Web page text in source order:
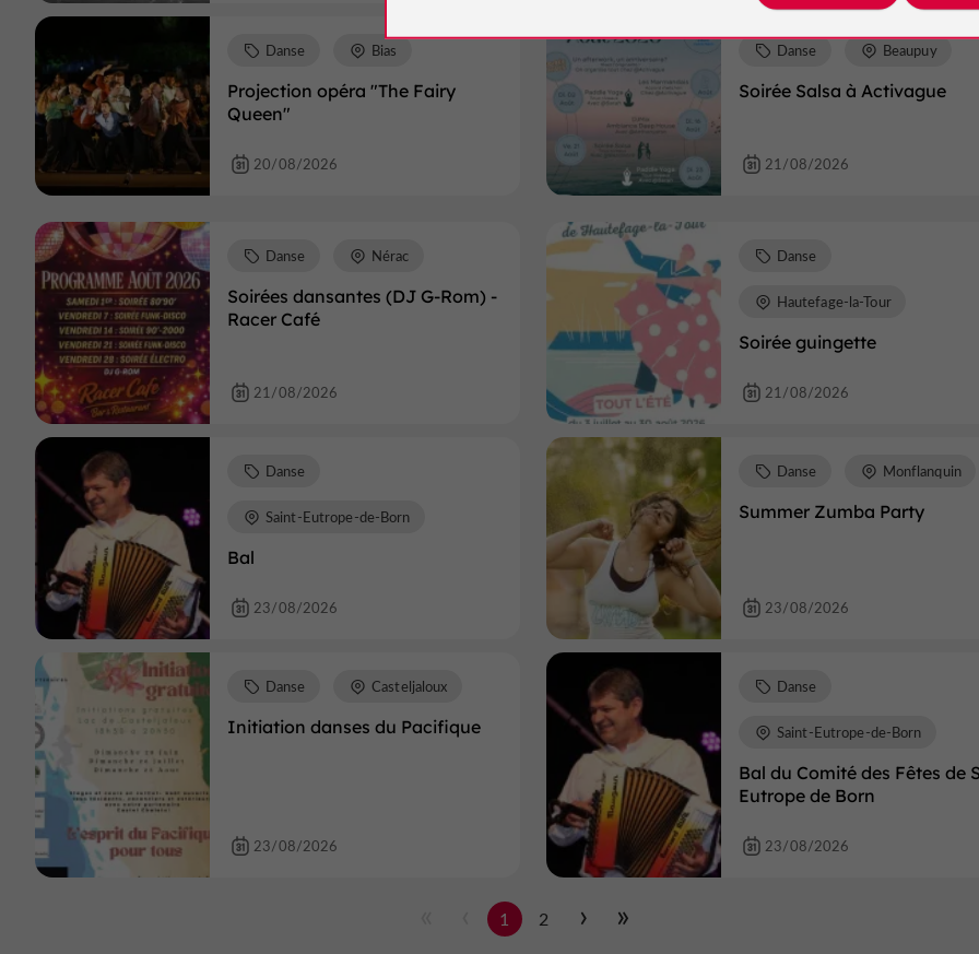
Projection opéra "The Fairy
Queen"
Danse Bias
20/08/2026
Soirée Salsa à Activague
Danse Beaupuy
21/08/2026
Soirées dansantes (DJ G-Rom) -
Racer Café
Danse Nérac
21/08/2026
Soirée guingette
Danse
Hautefage-la-Tour
21/08/2026
Bal
Danse
Saint-Eutrope-de-Born
23/08/2026
Summer Zumba Party
Danse Monflanquin
23/08/2026
Initiation danses du Pacifique
Danse Casteljaloux
23/08/2026
Bal du Comité des Fêtes de
Eutrope de Born
Danse
Saint-Eutrope-de-Born
23/08/2026
1 2